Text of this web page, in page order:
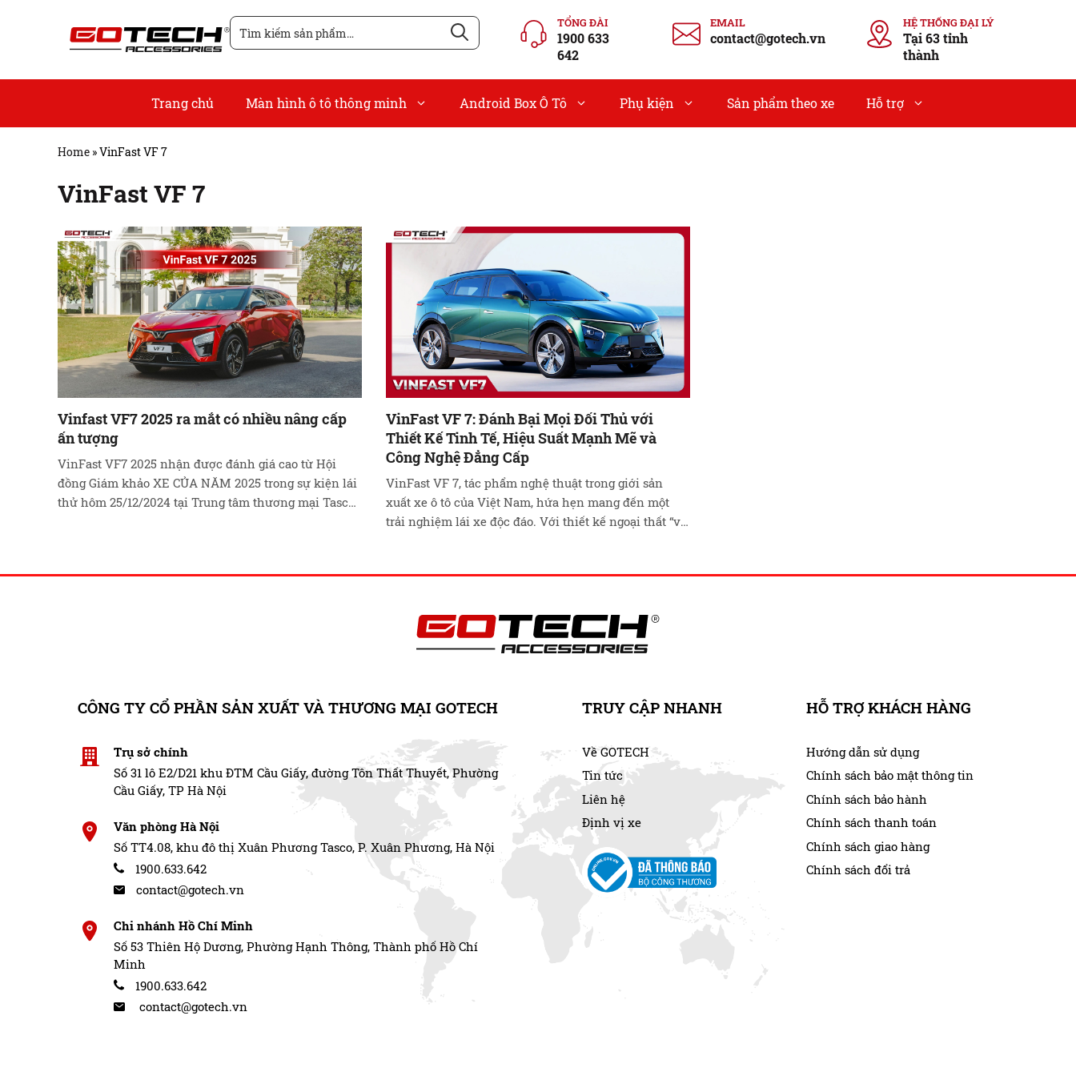
Tìm
kiếm
TỔNG ĐÀI
1900 633
642
EMAIL
contact@gotech.vn
HỆ THỐNG ĐẠI LÝ
Tại 63 tỉnh
thành
Trang chủ Màn hình ô tô thông minh Android Box Ô Tô Phụ kiện Sản phẩm theo xe Hỗ trợ
Home »VinFast VF 7
VinFast VF 7
Vinfast VF7 2025 ra mắt có nhiều nâng cấp
ấn tượng
VinFast VF7 2025 nhận được đánh giá cao từ Hội
đồng Giám khảo XE CỦA NĂM 2025 trong sự kiện lái
thử hôm 25/12/2024 tại Trung tâm thương mại Tasco
VinFast VF 7: Đánh Bại Mọi Đối Thủ với
Thiết Kế Tinh Tế, Hiệu Suất Mạnh Mẽ và
Công Nghệ Đẳng Cấp
VinFast VF 7, tác phẩm nghệ thuật trong giới sản
xuất xe ô tô của Việt Nam, hứa hẹn mang đến một
trải nghiệm lái xe độc đáo. Với thiết kế ngoại thất “vũ
Đọc tiếp
CÔNG TY CỔ PHẦN SẢN XUẤT VÀ THƯƠNG MẠI GOTECH
Trụ sở chính
Số 31 lô E2/D21 khu ĐTM Cầu Giấy, đường Tôn Thất Thuyết, Phường
Cầu Giấy, TP Hà Nội
Văn phòng Hà Nội
Số TT4.08, khu đô thị Xuân Phương Tasco, P. Xuân Phương, Hà Nội
1900.633.642
contact@gotech.vn
Chi nhánh Hồ Chí Minh
Số 53 Thiên Hộ Dương, Phường Hạnh Thông, Thành phố Hồ Chí
Minh
1900.633.642
contact@gotech.vn
TRUY CẬP NHANH
Về GOTECH
Tin tức
Liên hệ
Định vị xe
HỖ TRỢ KHÁCH HÀNG
Hướng dẫn sử dụng
Chính sách bảo mật thông tin
Chính sách bảo hành
Chính sách thanh toán
Chính sách giao hàng
Chính sách đổi trả